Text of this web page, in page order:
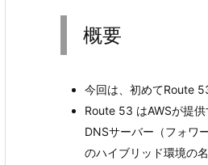
概要
今回は、初めてRoute
Route 53 はAWSが提
DNSサーバー（フォワ
のハイブリッド環境の